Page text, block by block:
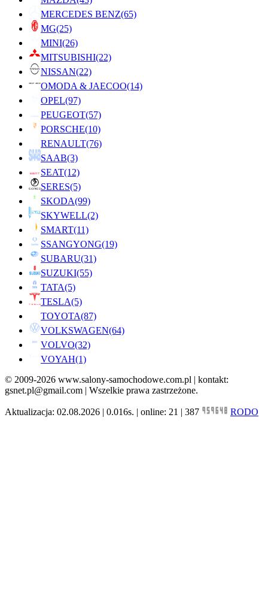
MERCEDES BENZ(65)
MG(25)
MINI(26)
MITSUBISHI(22)
NISSAN(22)
OMODA & JAECOO(14)
OPEL(97)
PEUGEOT(57)
PORSCHE(10)
RENAULT(76)
SAAB(3)
SEAT(12)
SERES(5)
SKODA(99)
SKYWELL(2)
SMART(11)
SSANGYONG(19)
SUBARU(31)
SUZUKI(55)
TATA(5)
TESLA(5)
TOYOTA(87)
VOLKSWAGEN(64)
VOLVO(32)
VOYAH(1)
© 2009-2026 www.salony-samochodowe.com.pl | kontakt:
gsnet.pl@gmail.com | Wszelkie prawa zastrzeżone.
Aktualizacja: 02.08.2026 | 0.016s. | online: 21 | 387 RODO